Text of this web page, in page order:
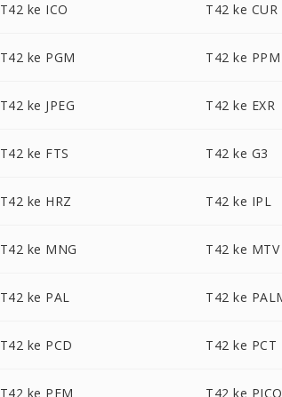
T42 ke ICO T42 ke CUR
T42 ke PGM T42 ke PPM
T42 ke JPEG T42 ke EXR
T42 ke FTS T42 ke G3
T42 ke HRZ T42 ke IPL
T42 ke MNG T42 ke MTV
T42 ke PAL T42 ke
T42 ke PCD T42 ke PCT
T42 ke PFM T42 ke